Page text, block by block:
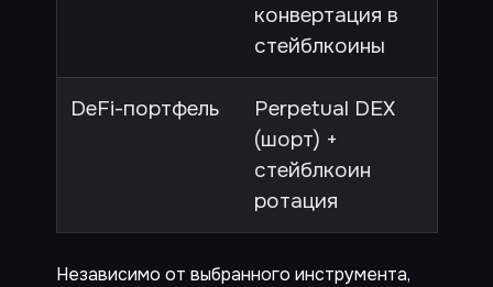
конвертация в
стейблкоины
DeFi-портфель
Perpetual DEX
(шорт) +
стейблкоин
ротация
Независимо от выбранного инструмента,